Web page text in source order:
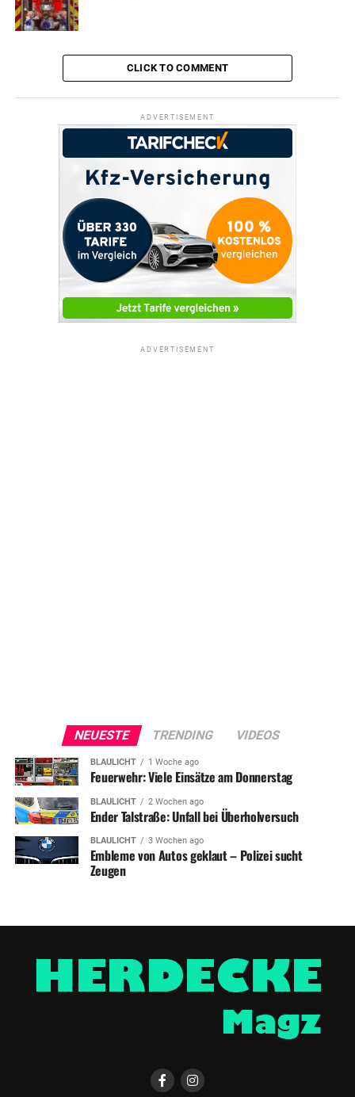
CLICK TO COMMENT
ADVERTISEMENT
ADVERTISEMENT
NEUESTE TRENDING VIDEOS
BLAULICHT 1 Woche ago
Feuerwehr: Viele Einsätze am Donnerstag
BLAULICHT 2 Wochen ago
Ender Talstraße: Unfall bei Überholversuch
BLAULICHT 3 Wochen ago
Embleme von Autos geklaut – Polizei sucht
Zeugen